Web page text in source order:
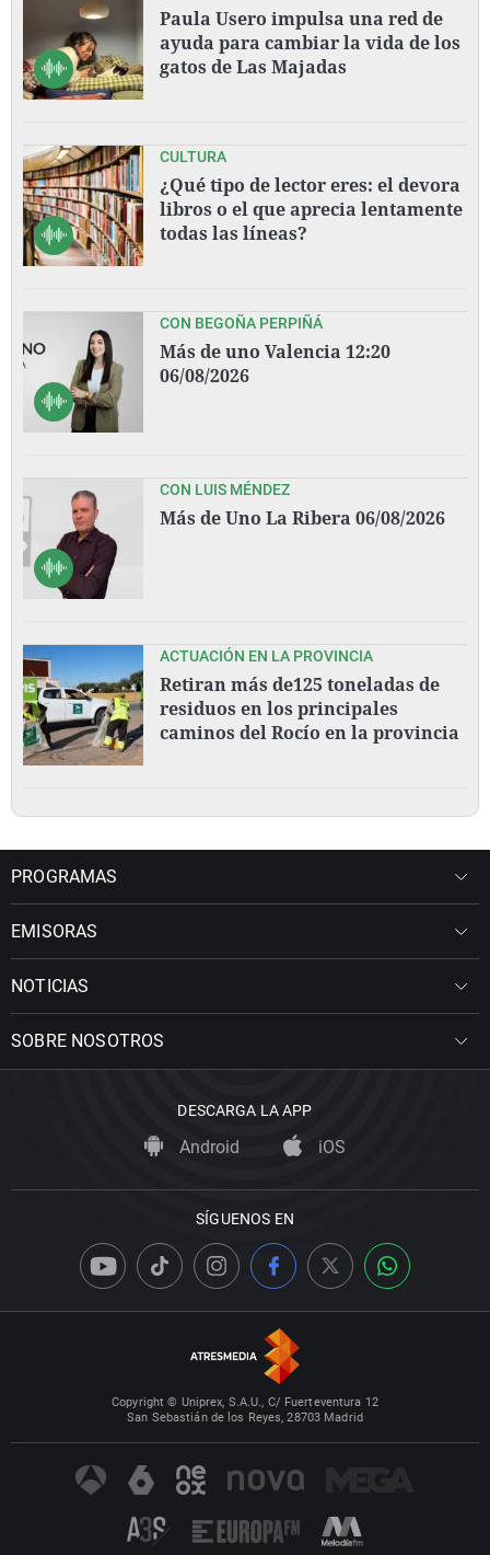
Paula Usero impulsa una red de
ayuda para cambiar la vida de los
gatos de Las Majadas
CULTURA
¿Qué tipo de lector eres: el devora
libros o el que aprecia lentamente
todas las líneas?
CON BEGOÑA PERPIÑÁ
Más de uno Valencia 12:20
06/08/2026
CON LUIS MÉNDEZ
Más de Uno La Ribera 06/08/2026
ACTUACIÓN EN LA PROVINCIA
Retiran más de125 toneladas de
residuos en los principales
caminos del Rocío en la provincia
PROGRAMAS
EMISORAS
NOTICIAS
SOBRE NOSOTROS
DESCARGA LA APP
Android iOS
SÍGUENOS EN
Copyright © Uniprex, S.A.U., C/ Fuerteventura 12
San Sebastián de los Reyes, 28703 Madrid